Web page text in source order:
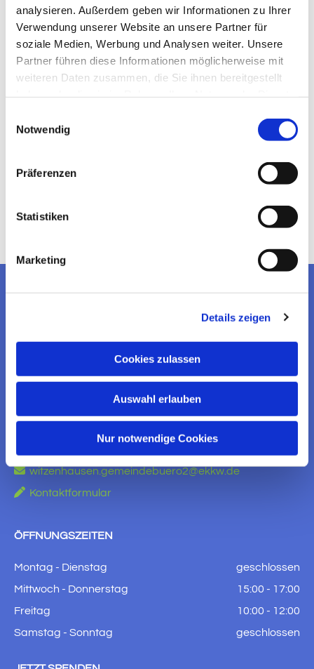
analysieren. Außerdem geben wir Informationen zu Ihrer
Verwendung unserer Website an unsere Partner für
soziale Medien, Werbung und Analysen weiter. Unsere
Partner führen diese Informationen möglicherweise mit
weiteren Daten zusammen, die Sie ihnen bereitgestellt
Notwendig
Präferenzen
Statistiken
Marketing
Details zeigen
Cookies zulassen
Auswahl erlauben
Nur notwendige Cookies
KONTAKT AUFNEHMEN
Ev. Kirchengemeinde Witzenhausen
 witzenhausen.gemeindebuero2@ekkw.de
 Kontaktformular
ÖFFNUNGSZEITEN
Montag - Dienstag
geschlossen
Mittwoch - Donnerstag
15:00 - 17:00
Freitag
10:00 - 12:00
Samstag - Sonntag
geschlossen